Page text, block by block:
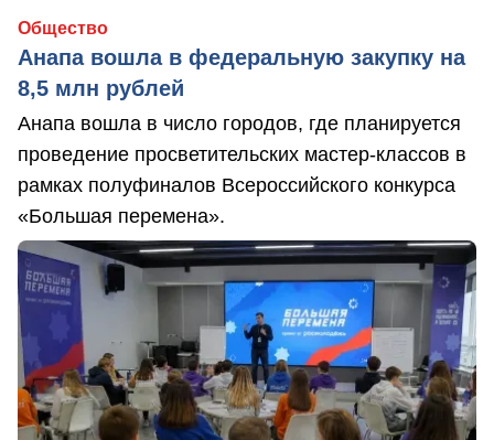
Общество
Анапа вошла в федеральную закупку на
8,5 млн рублей
Анапа вошла в число городов, где планируется
проведение просветительских мастер-классов в
рамках полуфиналов Всероссийского конкурса
«Большая перемена».